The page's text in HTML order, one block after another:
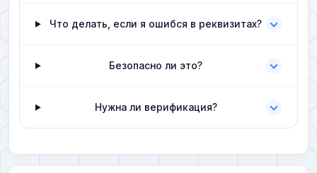
Что делать, если я ошибся в реквизитах?
Безопасно ли это?
Нужна ли верификация?